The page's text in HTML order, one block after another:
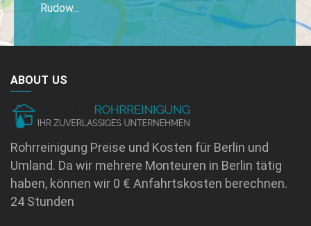
Rudow...
ABOUT US
Rohrreinigung Preise und Kosten für Berlin und
Umland. Da wir mehrere Monteuren in Berlin tätig
haben, können wir 0 € Anfahrtskosten berechnen.
24 Stunden